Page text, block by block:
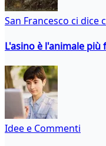
San Francesco ci dice
L'asino è l'animale
Idee e Commenti